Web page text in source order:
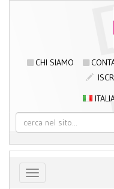
CHI SIAMO
Toggle